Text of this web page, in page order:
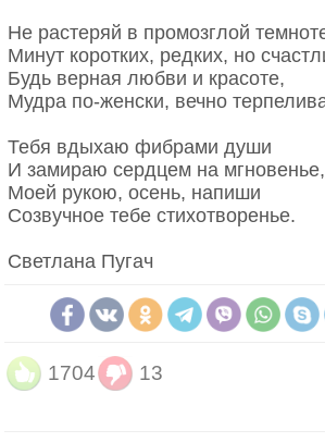
Не растеряй в промозглой
Минут коротких, редких, но
Будь верная любви и красоте,
Мудра по-женски, вечно
Тебя вдыхаю фибрами души
И замираю сердцем на мгновенье,
Моей рукою, осень, напиши
Созвучное тебе стихотворенье.
Светлана Пугач
1704 13